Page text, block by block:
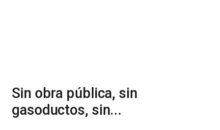
Sin obra pública, sin
gasoductos, sin...